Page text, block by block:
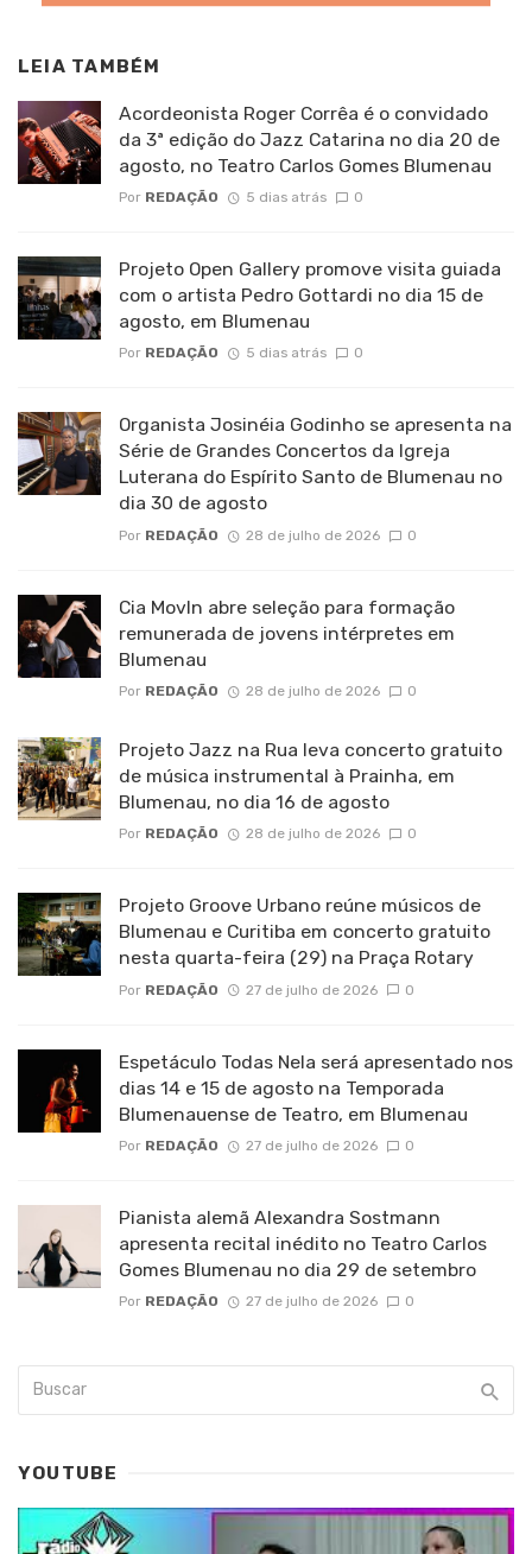
LEIA TAMBÉM
Acordeonista Roger Corrêa é o convidado
da 3ª edição do Jazz Catarina no dia 20 de
agosto, no Teatro Carlos Gomes Blumenau
Por REDAÇÃO 5 dias atrás 0
Projeto Open Gallery promove visita guiada
com o artista Pedro Gottardi no dia 15 de
agosto, em Blumenau
Por REDAÇÃO 5 dias atrás 0
Organista Josinéia Godinho se apresenta na
Série de Grandes Concertos da Igreja
Luterana do Espírito Santo de Blumenau no
dia 30 de agosto
Por REDAÇÃO 28 de julho de 2026 0
Cia MovIn abre seleção para formação
remunerada de jovens intérpretes em
Blumenau
Por REDAÇÃO 28 de julho de 2026 0
Projeto Jazz na Rua leva concerto gratuito
de música instrumental à Prainha, em
Blumenau, no dia 16 de agosto
Por REDAÇÃO 28 de julho de 2026 0
Projeto Groove Urbano reúne músicos de
Blumenau e Curitiba em concerto gratuito
nesta quarta-feira (29) na Praça Rotary
Por REDAÇÃO 27 de julho de 2026 0
Espetáculo Todas Nela será apresentado nos
dias 14 e 15 de agosto na Temporada
Blumenauense de Teatro, em Blumenau
Por REDAÇÃO 27 de julho de 2026 0
Pianista alemã Alexandra Sostmann
apresenta recital inédito no Teatro Carlos
Gomes Blumenau no dia 29 de setembro
Por REDAÇÃO 27 de julho de 2026 0
YOUTUBE